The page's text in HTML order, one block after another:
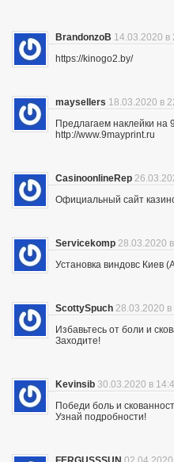
BrandonzoB 14.03.2020 в
https://kinogo2.by/
maysellers 18.03.2020 в
Предлагаем наклейки на
http://www.9mayprint.ru
CasinoonlineRep
Официальный сайт
Servicekomp 28.03.2020
Установка виндовс Киев
ScottySpuch 28.03.2020 в
Избавьтесь от боли и
Заходите!
Kevinsib 30.03.2020 в
Победи боль и
Узнай подробности!